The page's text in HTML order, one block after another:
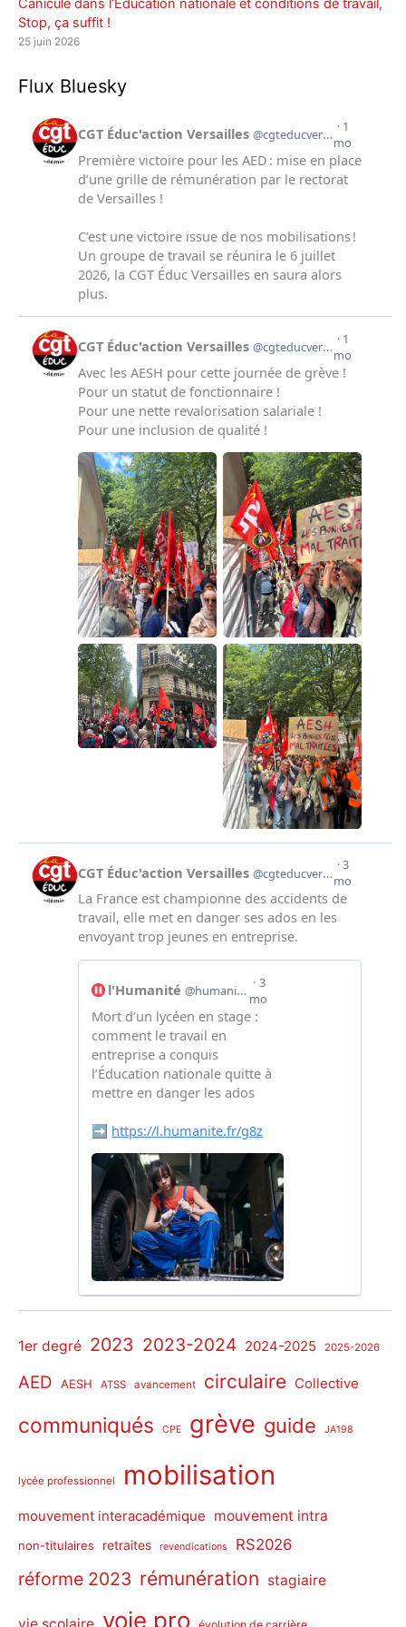
Canicule dans l’Éducation nationale et conditions de travail,
Stop, ça suffit !
25 juin 2026
Flux Bluesky
1er degré 2023 2023-2024 2024-2025 2025-2026
AED AESH ATSS avancement circulaire Collective
communiqués CPE grève guide JA198
lycée professionnel mobilisation
mouvement interacadémique mouvement intra
non-titulaires retraites revendications RS2026
réforme 2023 rémunération stagiaire
voie pro